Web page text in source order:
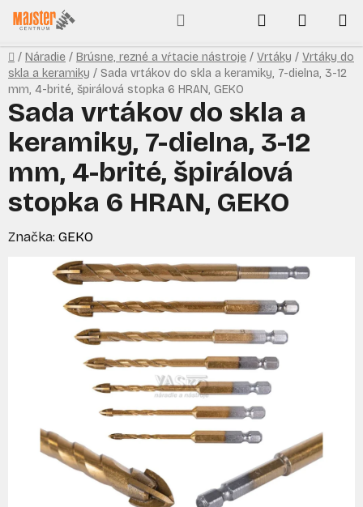
Prejsť
na
obsah
Hľadať
KOŠÍK
Domov
/ Náradie / Brúsne, rezné a vŕtacie nástroje / Vrtáky / Vrtáky do
skla a keramiky / Sada vrtákov do skla a keramiky, 7-dielna, 3-12
mm, 4-brité, špirálová stopka 6 HRAN, GEKO
Sada vrtákov do skla a
keramiky, 7-dielna, 3-12
mm, 4-brité, špirálová
stopka 6 HRAN, GEKO
Značka: GEKO